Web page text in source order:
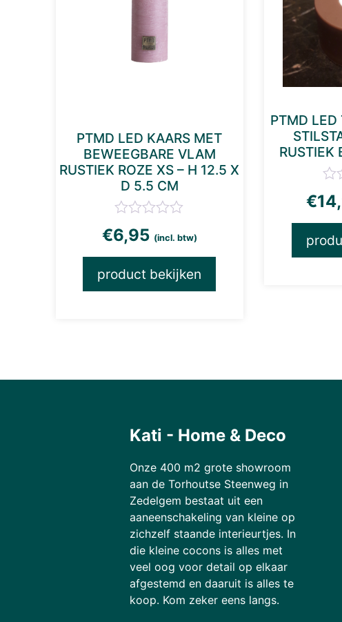
PTMD LED KAARS MET
BEWEEGBARE VLAM
RUSTIEK ROZE XS – H 12.5 X
D 5.5 CM
€6,95 (incl. btw)
product bekijken
PTMD LED
RUSTIEK
€
Kati - Home & Deco
Onze 400 m2 grote showroom
aan de Torhoutse Steenweg in
Zedelgem bestaat uit een
aaneenschakeling van kleine op
zichzelf staande interieurtjes. In
die kleine cocons is alles met
veel oog voor detail op elkaar
afgestemd en daaruit is alles te
koop. Kom zeker eens langs.